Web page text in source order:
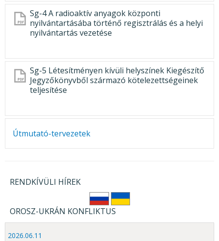
Sg-4 A radioaktív anyagok központi
nyilvántartásába történő regisztrálás és a helyi
nyilvántartás vezetése
Sg-5 Létesítményen kívüli helyszínek Kiegészítő
Jegyzőkönyvből származó kötelezettségeinek
teljesítése
Útmutató-tervezetek
RENDKÍVÜLI HÍREK
OROSZ-UKRÁN KONFLIKTUS
2026.06.11